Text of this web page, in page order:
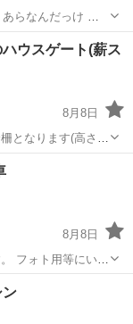
ウスゲート(薪ス
8月8日
となります(高さ７
の扉付きパネル１
ブ
8月8日
フォト用等にいか
ーンでお願い致し